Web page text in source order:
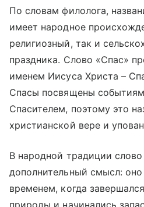
По словам филолога,
имеет народное
религиозный, так и
праздника. Слово «Спас»
именем Иисуса Христа –
Спасы посвящены
Спасителем, поэтому это
христианской вере и
В народной традиции
дополнительный смысл:
временем, когда
природы и начинались